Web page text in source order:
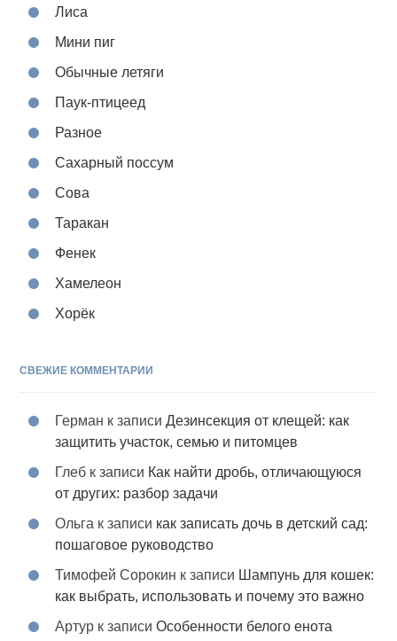
Лиса
Мини пиг
Обычные летяги
Паук-птицеед
Разное
Сахарный поссум
Сова
Таракан
Фенек
Хамелеон
Хорёк
СВЕЖИЕ КОММЕНТАРИИ
Герман к записиДезинсекция от клещей: как
защитить участок, семью и питомцев
Глеб к записи Как найти дробь, отличающуюся
от других: разбор задачи
Ольга к записи как записать дочь в детский сад:
пошаговое руководство
Тимофей Сорокин к записи Шампунь для кошек:
как выбрать, использовать и почему это важно
Артур к записиОсобенности белого енота